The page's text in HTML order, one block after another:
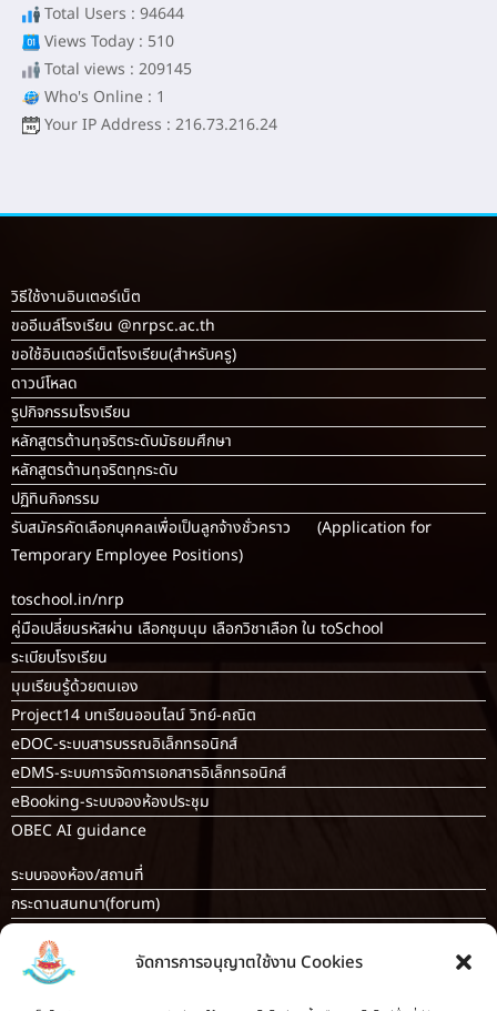
จัดการการอนุญาตใช้งาน Cookies
Total Users : 94644
Views Today : 510
Total views : 209145
Who's Online : 1
Your IP Address : 216.73.216.24
วิธีใช้งานอินเตอร์เน็ต
ขออีเมล์โรงเรียน @nrpsc.ac.th
ขอใช้อินเตอร์เน็ตโรงเรียน(สำหรับครู)
ดาวน์โหลด
รูปกิจกรรมโรงเรียน
หลักสูตรต้านทุจริตระดับมัธยมศึกษา
หลักสูตรต้านทุจริตทุกระดับ
ปฏิทินกิจกรรม
รับสมัครคัดเลือกบุคคลเพื่อเป็นลูกจ้างชั่วคราว (Application for
Temporary Employee Positions)
toschool.in/nrp
คู่มือเปลี่ยนรหัสผ่าน เลือกชุมนุม เลือกวิชาเลือก ใน toSchool
ระเบียบโรงเรียน
มุมเรียนรู้ด้วยตนเอง
Project14 บทเรียนออนไลน์ วิทย์-คณิต
eDOC-ระบบสารบรรณอิเล็กทรอนิกส์
eDMS-ระบบการจัดการเอกสารอิเล็กทรอนิกส์
eBooking-ระบบจองห้องประชุม
OBEC AI guidance
ระบบจองห้อง/สถานที่
กระดานสนทนา(forum)
ขออนุญาตออกนอกโรงเรียน
ระบบส่งแผนการสอนออนไลน์
ระบบนิเทศการจัดการเรียนการสอน